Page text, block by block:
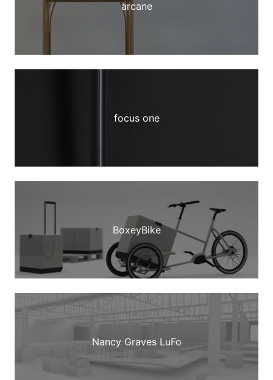
arcane
focus one
BoxeyBike
Nancy Graves LuFo